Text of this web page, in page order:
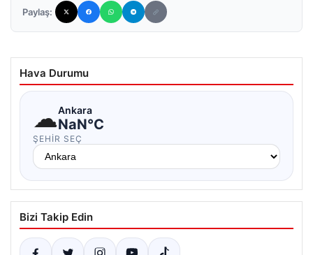
Paylaş:
Hava Durumu
☁Ankara
NaN°C
ŞEHIR SEÇ
Bizi Takip Edin